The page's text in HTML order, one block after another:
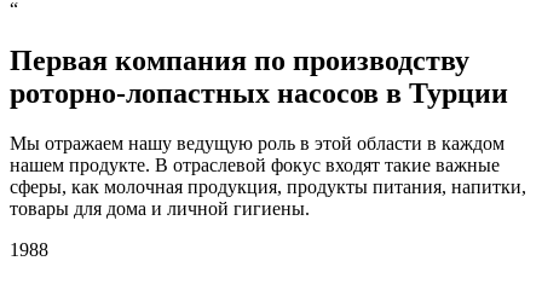
“
Первая компания по производству
роторно-лопастных насосов в Турции
Мы отражаем нашу ведущую роль в этой области в каждом
нашем продукте. В отраслевой фокус входят такие важные
сферы, как молочная продукция, продукты питания, напитки,
товары для дома и личной гигиены.
1988